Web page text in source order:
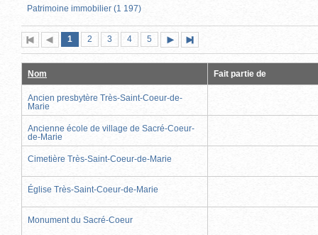
Patrimoine immobilier (1 197)
Première
page
Page
précédente
Page
1 (page
actuelle)
Page
2 Page
3 Page
4 Page
5
suivante
page
Nom Fait partie de
Ancien presbytère Très-Saint-Coeur-de-
Marie
Ancienne école de village de Sacré-Coeur-
de-Marie
Cimetière Très-Saint-Coeur-de-Marie
Église Très-Saint-Coeur-de-Marie
Monument du Sacré-Coeur